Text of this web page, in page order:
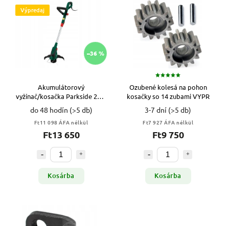
ABC szerint
Výpredaj
–36 %
Akumulátorový
vyžínač/kosačka Parkside 20 V
PRTA 20-Li C3
do 48 hodín (>5 db)
Ft11 098 ÁFA nélkül
Ft13 650
Kosárba
Ozubené kolesá na pohon
kosačky so 14 zubami VYPR
3-7 dní (>5 db)
Ft7 927 ÁFA nélkül
Ft9 750
Kosárba